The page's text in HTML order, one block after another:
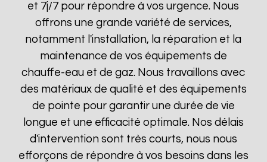
et 7j/7 pour répondre à vos urgence. Nous
offrons une grande variété de services,
notamment l'installation, la réparation et la
maintenance de vos équipements de
chauffe-eau et de gaz. Nous travaillons avec
des matériaux de qualité et des équipements
de pointe pour garantir une durée de vie
longue et une efficacité optimale. Nos délais
d'intervention sont très courts, nous nous
efforçons de répondre à vos besoins dans les